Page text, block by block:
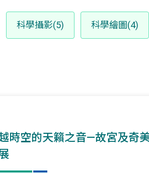
科學攝影(5) 科學繪圖(4)
時空的天籟之音—故宮及奇